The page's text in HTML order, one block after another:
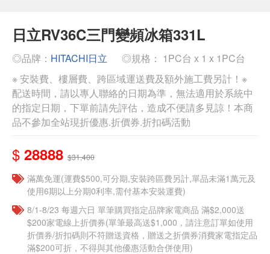
日立RV36C三門變頻冰箱331L
◎品牌： HITACHI日立
◎規格： 1PC台 x 1 x 1PC台
※ 安裝費、樓層費、跨區域運送費及額外施工費另計！※
配送時間，請以專人聯絡的日期為準，無法適用於系統中
的指定日期，下單前請先評估，造成不便請多見諒！本商
品不參加全站現折優惠.折價券.折扣碼活動
$ 28888 $31,400
滿萬免運(運費$500,可分期,安裝跨區費另計,單品未滿1萬元及
使用6期以上分期0利率,需付基本安裝運費)
8/1-8/23 每週六日 單筆購買指定品牌家電商品 滿$2,000送
$200家電線上折價券(單筆最高送$1,000，請注意訂單如使用
折價券/折扣碼則不符贈送資格，贈送之折價券消費家電指定品
滿$200可折，不得與其他優惠活動合併使用)